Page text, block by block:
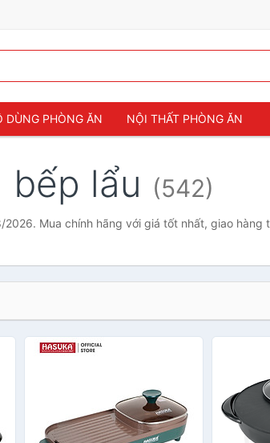
DÙNG PHÒNG ĂN NỘI THẤT PHÒNG ĂN
bếp lẩu (542)
Mua chính hãng với giá tốt nhất, giao hàng